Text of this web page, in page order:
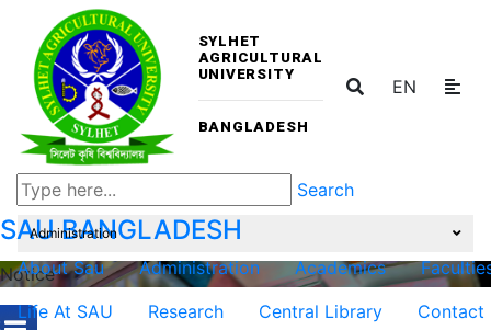
SYLHET
AGRICULTURAL
UNIVERSITY
BANGLADESH
EN
Search
SAUBANGLADESH
About Sau Administration Academics
Life At SAU
Research Central Library Contact
Administration
Notice